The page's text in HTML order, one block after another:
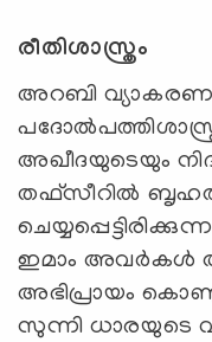
രീതിശാസ്ത്രം
അറബി വ്യാകരണ
അഖീദയുടെയും
തഫ്സീറിൽ
ഇമാം അവർകൾ
അഭിപ്രായം
സുന്നി ധാരയുടെ